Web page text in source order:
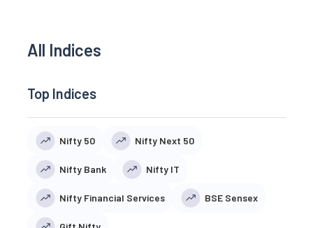
All Indices
Top Indices
Nifty 50 Nifty Next 50
Nifty Bank Nifty IT
Nifty Financial Services BSE Sensex